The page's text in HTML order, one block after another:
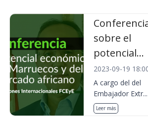
sobre el
potencial...
2023-09-19
A cargo del del
Embajador Extr...
Leer más